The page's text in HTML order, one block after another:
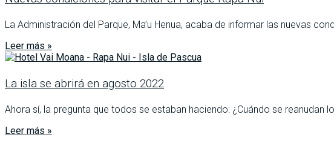
La Administración del Parque, Ma’u Henua, acaba de informar las nuevas
Leer más »
La isla se abrirá en agosto 2022
Ahora sí, la pregunta que todos se estaban haciendo: ¿Cuándo se reanudan
Leer más »